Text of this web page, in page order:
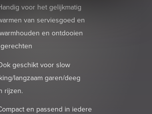
voor het gelijkmatig
van serviesgoed en
en ontdooien
geschikt voor slow
langzaam garen/deeg
rijzen.
en passend in iedere